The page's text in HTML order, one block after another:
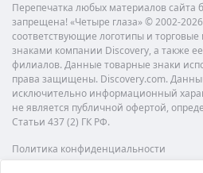
Перепечатка любых материалов сайта
запрещена! «Четыре глаза» © 2002-
соответствующие логотипы и
знаками компании Discovery, а также
филиалов. Данные товарные знаки
права защищены. Discovery.com.
исключительно информационный
не является публичной офертой,
Статьи 437 (2) ГК РФ.
Политика конфиденциальности